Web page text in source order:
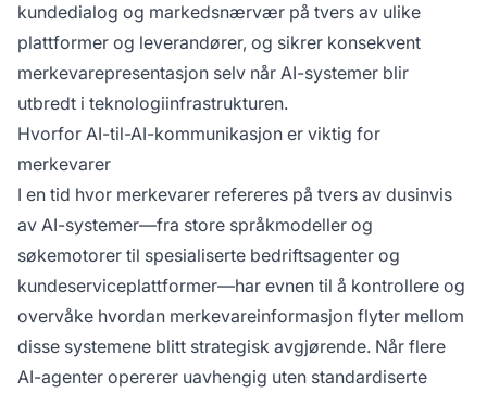
kundedialog og markedsnærvær på tvers av ulike
plattformer og leverandører, og sikrer konsekvent
merkevarepresentasjon selv når AI-systemer blir
utbredt i teknologiinfrastrukturen.
Hvorfor AI-til-AI-kommunikasjon er viktig for
merkevarer
I en tid hvor merkevarer refereres på tvers av dusinvis
av AI-systemer—fra store språkmodeller og
søkemotorer til spesialiserte bedriftsagenter og
kundeserviceplattformer—har evnen til å kontrollere og
overvåke hvordan merkevareinformasjon flyter mellom
disse systemene blitt strategisk avgjørende. Når flere
AI-agenter opererer uavhengig uten standardiserte